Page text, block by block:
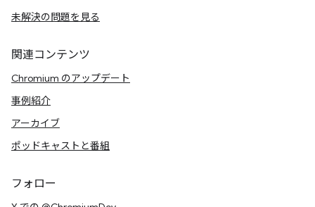
未解決の問題を見る
関連コンテンツ
Chromium のアップデート
事例紹介
アーカイブ
ポッドキャストと番組
フォロー